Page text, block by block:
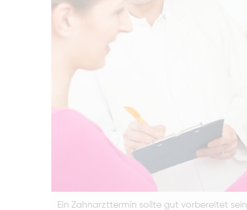
Ein Zahnarzttermin sollte gut vorbereitet sein